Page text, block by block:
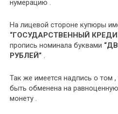
нумерацию .
На лицевой стороне купюры
“ГОСУДАРСТВЕННЫЙ
пропись номинала буквами
РУБЛЕЙ” .
Так же имеется надпись о том
быть обменена на
монету .